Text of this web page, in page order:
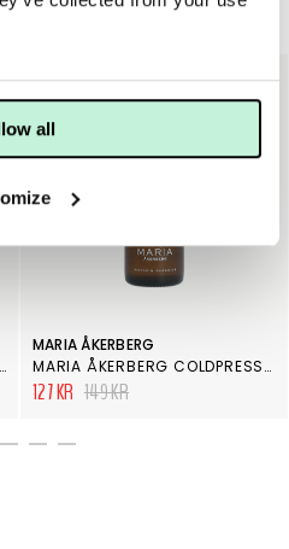
all
MARIA ÅKERBERG LIQUID SOAP LEMONGRASS
15%
MARIA ÅKERBERG
MARIA ÅKERBERG COLDPRESSED JOJOBA OIL 30 ML
127 KR 149 KR